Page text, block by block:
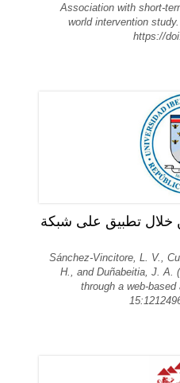
Association with short-
world intervention
https://
خلال تطبيق على شبكة
Sánchez-Vincitore, L. V.,
H., and Duñabeitia, J. A.
through a web-